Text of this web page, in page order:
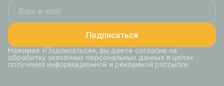
Подписаться
Нажимая «Подписаться», вы даете согласие на
обработку указанных персональных данных в целях
получения информационной и рекламной рассылки